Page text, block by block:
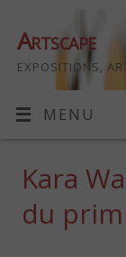
Artscape
EXPOSITIONS,
MENU
Kara
du